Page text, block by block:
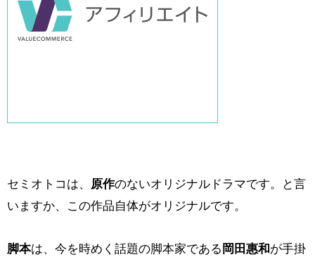
セミオトコは、 原作のないオリジナルドラマです。と言
いますか、この作品自体がオリジナルです。
脚本は、今を時めく話題の脚本家である 岡田惠和が手掛